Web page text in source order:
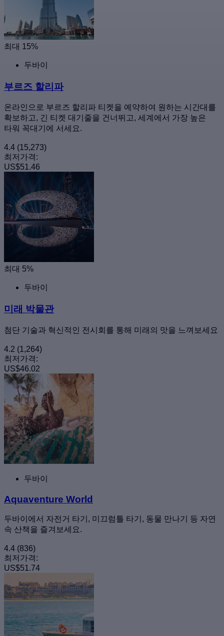
최대 15%
두바이
부르즈 할리파
온라인으로 부르즈 할리파 티켓을 예약하여 원하는 시간대를
확보하고, 긴 티켓 대기줄을 건너뛰고, 세계에서 가장 높은
타워 꼭대기에 서세요.
4.4 (15,273)
최저가격:
US$51.46
최대 5%
두바이
미래 박물관
첨단 기술과 혁신적인 전시회를 통해 미래의 맛을 느껴보세요
4.2 (1,264)
최저가격:
US$46.02
두바이
Aquaventure World
두바이에서 자전거 타기, 미끄럼틀 타기, 동물 만나기 등 자연
속 산책을 즐겨보세요.
4.4 (836)
최저가격:
US$51.74